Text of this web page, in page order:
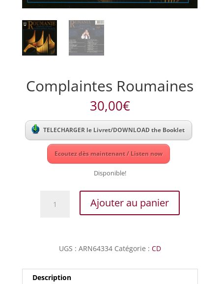
Complaintes Roumaines
30,00€
TELECHARGER le Livret/DOWNLOAD the Booklet
Ecoutez dès maintenant / Listen now
Disponible!
Complaintes
Ajouter au panier
UGS : ARN64334 Catégorie : CD
Description